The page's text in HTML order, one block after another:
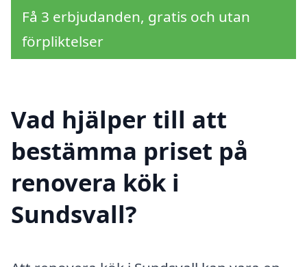
Få 3 erbjudanden, gratis och utan
förpliktelser
Vad hjälper till att
bestämma priset på
renovera kök i
Sundsvall?